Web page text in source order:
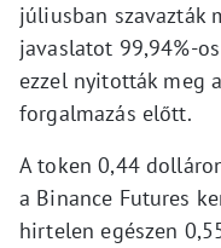
júliusban szavazták
javaslatot 99,94%-
ezzel nyitották meg
forgalmazás előtt.
A token 0,44
a Binance Futures
hirtelen egészen